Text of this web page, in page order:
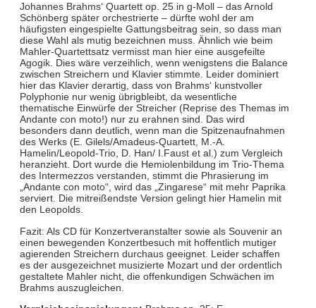
Johannes Brahms‘ Quartett op. 25 in g-Moll – das Arnold
Schönberg später orchestrierte – dürfte wohl der am
häufigsten eingespielte Gattungsbeitrag sein, so dass man
diese Wahl als mutig bezeichnen muss. Ähnlich wie beim
Mahler-Quartettsatz vermisst man hier eine ausgefeilte
Agogik. Dies wäre verzeihlich, wenn wenigstens die Balance
zwischen Streichern und Klavier stimmte. Leider dominiert
hier das Klavier derartig, dass von Brahms‘ kunstvoller
Polyphonie nur wenig übrigbleibt, da wesentliche
thematische Einwürfe der Streicher (Reprise des Themas im
Andante con moto!) nur zu erahnen sind. Das wird
besonders dann deutlich, wenn man die Spitzenaufnahmen
des Werks (E. Gilels/Amadeus-Quartett, M.-A.
Hamelin/Leopold-Trio, D. Han/ I.Faust et al.) zum Vergleich
heranzieht. Dort wurde die Hemiolenbildung im Trio-Thema
des Intermezzos verstanden, stimmt die Phrasierung im
„Andante con moto“, wird das „Zingarese“ mit mehr Paprika
serviert. Die mitreißendste Version gelingt hier Hamelin mit
den Leopolds.
Fazit: Als CD für Konzertveranstalter sowie als Souvenir an
einen bewegenden Konzertbesuch mit hoffentlich mutiger
agierenden Streichern durchaus geeignet. Leider schaffen
es der ausgezeichnet musizierte Mozart und der ordentlich
gestaltete Mahler nicht, die offenkundigen Schwächen im
Brahms auszugleichen.